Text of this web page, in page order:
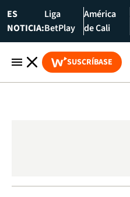
ES
NOTICIA:
Liga
BetPlay
América
de Cali
SUSCRÍBASE